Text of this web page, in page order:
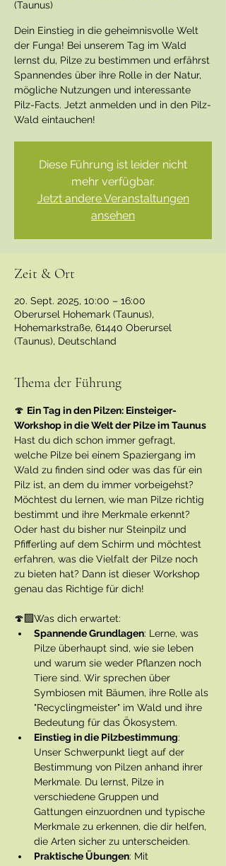
(Taunus)
Dein Einstieg in die geheimnisvolle Welt
der Funga! Bei unserem Tag im Wald
lernst du, Pilze zu bestimmen und erfährst
Spannendes über ihre Rolle in der Natur,
mögliche Nutzungen und interessante
Pilz-Facts. Jetzt anmelden und in den Pilz-
Wald eintauchen!
Diese Führung ist leider nicht
mehr verfügbar.
Jetzt andere Veranstaltungen
ansehen
Zeit & Ort
20. Sept. 2025, 10:00 – 16:00
Oberursel Hohemark (Taunus),
Hohemarkstraße, 61440 Oberursel
(Taunus), Deutschland
Thema der Führung
🍄 Ein Tag in den Pilzen: Einsteiger-
Workshop in die Welt der Pilze im Taunus
Hast du dich schon immer gefragt,
welche Pilze bei einem Spaziergang im
Wald zu finden sind oder was das für ein
Pilz ist, an dem du immer vorbeigehst?
Möchtest du lernen, wie man Pilze richtig
bestimmt und ihre Merkmale erkennt?
Oder hast du bisher nur Steinpilz und
Pfifferling auf dem Schirm und möchtest
erfahren, was die Vielfalt der Pilze noch
zu bieten hat? Dann ist dieser Workshop
genau das Richtige für dich!
🍄‍🟫Was dich erwartet:
Spannende Grundlagen: Lerne, was
Pilze überhaupt sind, wie sie leben
und warum sie weder Pflanzen noch
Tiere sind. Wir sprechen über
Symbiosen mit Bäumen, ihre Rolle als
"Recyclingmeister" im Wald und ihre
Bedeutung für das Ökosystem.
Einstieg in die Pilzbestimmung:
Unser Schwerpunkt liegt auf der
Bestimmung von Pilzen anhand ihrer
Merkmale. Du lernst, Pilze in
verschiedene Gruppen und
Gattungen einzuordnen und typische
Merkmale zu erkennen, die dir helfen,
die Arten sicher zu unterscheiden.
Praktische Übungen: Mit